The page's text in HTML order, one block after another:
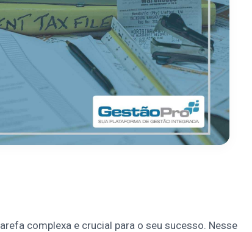
complexa e crucial para o seu sucesso. Nesse